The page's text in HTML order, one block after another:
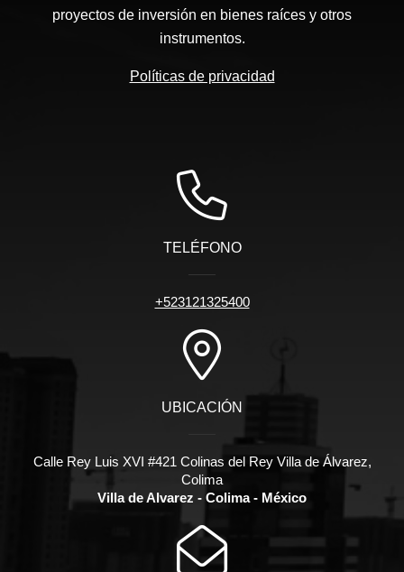
proyectos de inversión en bienes raíces y otros
instrumentos.
Políticas de privacidad
TELÉFONO
+523121325400
UBICACIÓN
Calle Rey Luis XVI #421 Colinas del Rey Villa de Álvarez,
Colima
Villa de Alvarez - Colima - México